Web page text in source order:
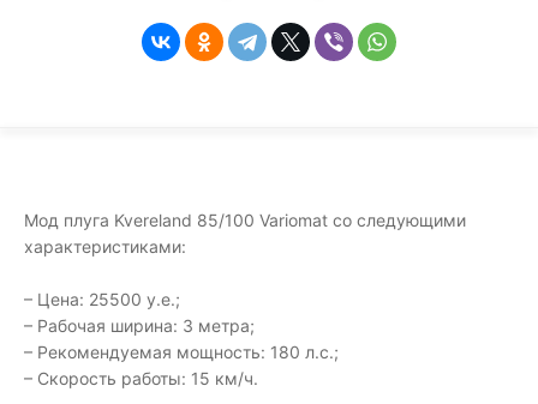
Мод плуга Kvereland 85/100 Variomat со следующими
характеристиками:
– Цена: 25500 у.е.;
– Рабочая ширина: 3 метра;
– Рекомендуемая мощность: 180 л.с.;
– Скорость работы: 15 км/ч.